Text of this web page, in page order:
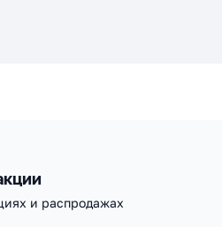
и распродажах